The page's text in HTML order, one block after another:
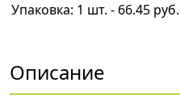
Упаковка: 1 шт. - 66.45 руб.
Описание